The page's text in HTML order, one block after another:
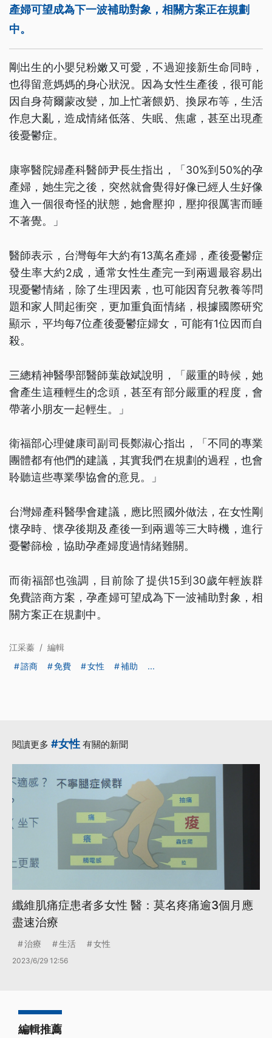
產婦可望成為下一波補助對象，相關方案正在規劃
中。
剛出生的小嬰兒粉嫩又可愛，不過迎接新生命同時，
也得留意媽媽的身心狀況。因為女性生產後，很可能
因自身荷爾蒙改變，加上忙著餵奶、換尿布等，生活
作息大亂，造成情緒低落、失眠、焦慮，甚至出現產
後憂鬱症。
康寧醫院婦產科醫師尹長生指出，「30%到50%的孕
產婦，她生完之後，突然就會覺得好像已經人生好像
進入一個很奇怪的狀態，她會壓抑，壓抑很厲害而睡
不著覺。」
醫師表示，台灣每年大約有13萬名產婦，產後憂鬱症
發生率大約2成，通常女性生產完一到兩週最容易出
現憂鬱情緒，除了生理因素，也可能因育兒教養等問
題和家人間起衝突，更加重負面情緒，根據國際研究
顯示，平均每7位產後憂鬱症婦女，可能有1位因而自
殺。
三總精神醫學部醫師葉啟斌說明，「嚴重的時候，她
會產生這種輕生的念頭，甚至有部分嚴重的程度，會
帶著小朋友一起輕生。」
衛福部心理健康司副司長鄭淑心指出，「不同的專業
團體都有他們的建議，其實我們在規劃的過程，也會
聆聽這些專業學協會的意見。」
台灣婦產科醫學會建議，應比照國外做法，在女性剛
懷孕時、懷孕後期及產後一到兩週等三大時機，進行
憂鬱篩檢，協助孕產婦度過情緒難關。
而衛福部也強調，目前除了提供15到30歲年輕族群
免費諮商方案，孕產婦可望成為下一波補助對象，相
關方案正在規劃中。
江采蓁 / 編輯
諮商
免費 女性 補助 ...
閱讀更多 #女性 有關的新聞
纖維肌痛症患者多女性 醫：莫名疼痛逾3個月應
盡速治療
治療 生活 女性
2023/6/29 12:56
編輯推薦